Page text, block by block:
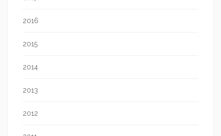
2016
2015
2014
2013
2012